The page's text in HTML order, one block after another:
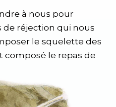
à nous pour
de réjection qui nous
le squelette des
composé le repas de